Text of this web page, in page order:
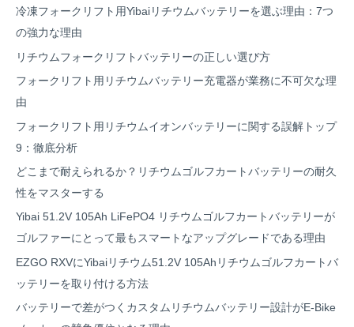
冷凍フォークリフト用Yibaiリチウムバッテリーを選ぶ理由：7つ
の強力な理由
リチウムフォークリフトバッテリーの正しい選び方
フォークリフト用リチウムバッテリー充電器が業務に不可欠な理
由
フォークリフト用リチウムイオンバッテリーに関する誤解トップ
9：徹底分析
どこまで耐えられるか？リチウムゴルフカートバッテリーの耐久
性をマスターする
Yibai 51.2V 105Ah LiFePO4 リチウムゴルフカートバッテリーが
ゴルファーにとって最もスマートなアップグレードである理由
EZGO RXVにYibaiリチウム51.2V 105Ahリチウムゴルフカートバ
ッテリーを取り付ける方法
バッテリーで差がつくカスタムリチウムバッテリー設計がE-Bike